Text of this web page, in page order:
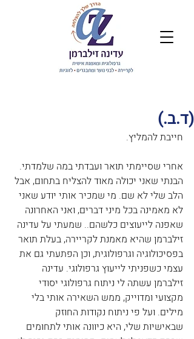
(ד.ב.)
חייבת להמליץ.
אחרי שסיימתי תואר ועבדתי במה שלמדתי.
הבנתי שאני יכולה מאוד להצליח בתחום, אבל
הלב שלי לא שם. מי שמכיר אותי יודע שאני
לא מאמינה בכל מיני דברים, ואני האחרונה
שאפנה לייעוצים כלשהם.. שמעתי על עדינה
זילברמן שהיא מאמנת לקריירה, בעלת תואר
בפסיכולוגיה וגרפולוגית, וכן הפתעתי גם את
עצמי כשפניתי לייעוץ גרפולוגי. עדינה
זילברמן עשתה לי ניתוח גרפולוגי יסודי
מקצועי ומדוייק, ממש השאירה אותי בלי
מילים. ועל פי ניתוח נקודות החוזק
שבאישיות שלי, היא כיוונה אותי לתחומים